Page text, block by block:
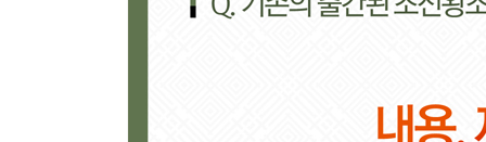
엄마가 호랑이. 어머니의 그늘에 가린 존재감 없는